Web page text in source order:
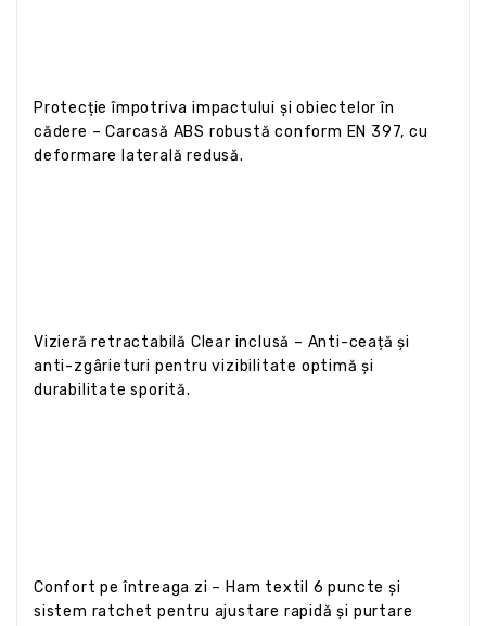
Protecție împotriva impactului și obiectelor în
cădere – Carcasă ABS robustă conform EN 397, cu
deformare laterală redusă.
Vizieră retractabilă Clear inclusă – Anti-ceață și
anti-zgârieturi pentru vizibilitate optimă și
durabilitate sporită.
Confort pe întreaga zi – Ham textil 6 puncte și
sistem ratchet pentru ajustare rapidă și purtare